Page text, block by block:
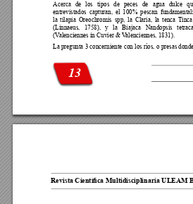
13
Acerca de los tipos de peces de agua dulce
entrevistados capturan, el 100% pescan
la tilapia Oreochromis spp, la Claria, la tenca T
(Linnaeus, 1758), y la Biajaca Nandopsis
(Valenciennes in Cuvier & Valenciennes, 1831).
La pregunta 3 concerniente con los ríos, o presas
Revista Cientíca Multidisciplinaria ULEAM